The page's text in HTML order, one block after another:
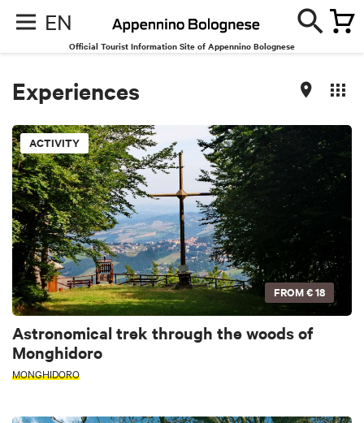
EN
Official Tourist Information Site of Appennino Bolognese
Experiences
ACTIVITY
FROM€ 18
Astronomical trek through the woods of
Monghidoro
MONGHIDORO